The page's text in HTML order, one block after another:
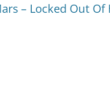
– Locked Out Of